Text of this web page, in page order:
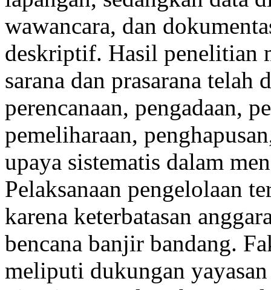
wawancara, dan
deskriptif. Hasil penelitian
sarana dan prasarana
perencanaan, pengadaan,
pemeliharaan,
upaya sistematis dalam
Pelaksanaan pengelolaan
karena keterbatasan
bencana banjir bandang.
meliputi dukungan